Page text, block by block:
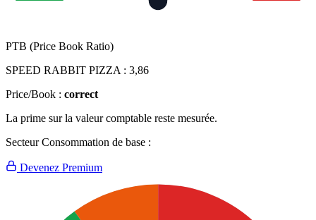
PTB (Price Book Ratio)
SPEED RABBIT PIZZA : 3,86
Price/Book : correct
La prime sur la valeur comptable reste mesurée.
Secteur Consommation de base :
Devenez Premium